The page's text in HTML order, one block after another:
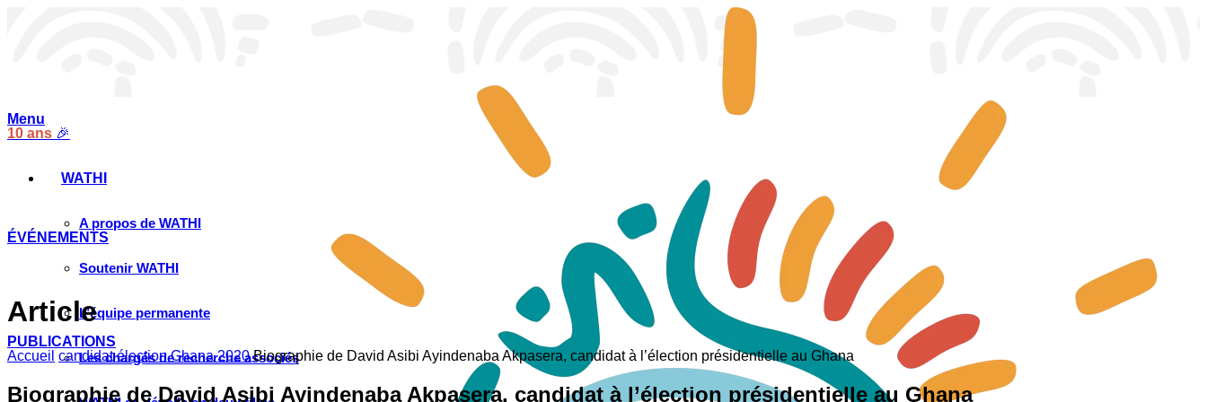
10 ans 🎉
ÉVÉNEMENTS
PUBLICATIONS
Menu
WATHI
A propos de WATHI
Soutenir WATHI
L’équipe permanente
Les chargés de recherche associés
Article
Accueil candidat élection Ghana 2020 Biographie de David Asibi Ayindenaba Akpasera, candidat à l’élection présidentielle au Ghana
Biographie de David Asibi Ayindenaba Akpasera, candidat à l’élection présidentielle au Ghana